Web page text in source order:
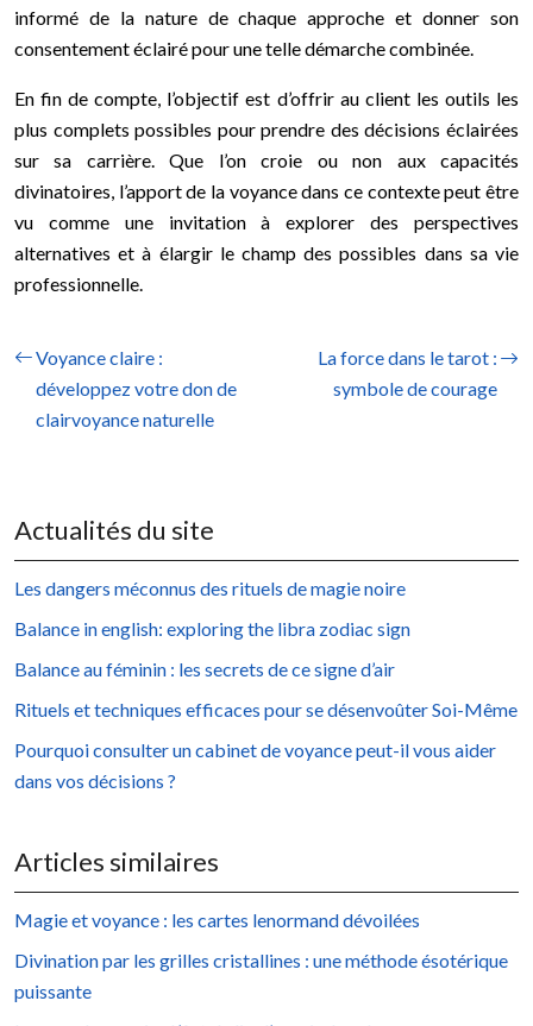
informé de la nature de chaque approche et donner son
consentement éclairé pour une telle démarche combinée.
En fin de compte, l’objectif est d’offrir au client les outils les
plus complets possibles pour prendre des décisions éclairées
sur sa carrière. Que l’on croie ou non aux capacités
divinatoires, l’apport de la voyance dans ce contexte peut être
vu comme une invitation à explorer des perspectives
alternatives et à élargir le champ des possibles dans sa vie
professionnelle.
Voyance claire :
développez votre don de
clairvoyance naturelle
La force dans le tarot :
symbole de courage
Actualités du site
Les dangers méconnus des rituels de magie noire
Balance in english: exploring the libra zodiac sign
Balance au féminin : les secrets de ce signe d’air
Rituels et techniques efficaces pour se désenvoûter Soi-Même
Pourquoi consulter un cabinet de voyance peut-il vous aider
dans vos décisions ?
Articles similaires
Magie et voyance : les cartes lenormand dévoilées
Divination par les grilles cristallines : une méthode ésotérique
puissante